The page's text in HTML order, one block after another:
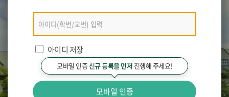
모바일
인증
로그인
아이디 저장
모바일 인증신규 등록을 먼저 진행해 주세요!
모바일 인증